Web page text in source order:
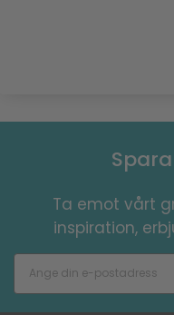
Ta emot vårt
inspiration,